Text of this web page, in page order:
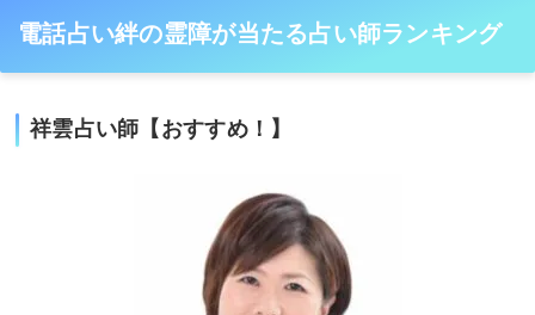
電話占い絆の霊障が当たる占い師ランキング
祥雲占い師【おすすめ！】